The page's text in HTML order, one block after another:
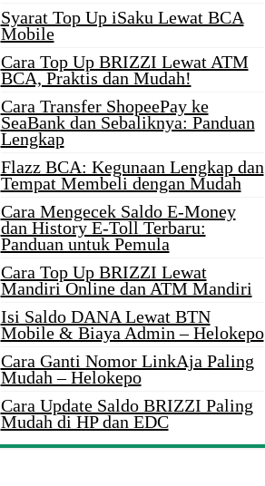
Syarat Top Up iSaku Lewat BCA
Mobile
Cara Top Up BRIZZI Lewat ATM
BCA, Praktis dan Mudah!
Cara Transfer ShopeePay ke
SeaBank dan Sebaliknya: Panduan
Lengkap
Flazz BCA: Kegunaan Lengkap dan
Tempat Membeli dengan Mudah
Cara Mengecek Saldo E-Money
dan History E-Toll Terbaru:
Panduan untuk Pemula
Cara Top Up BRIZZI Lewat
Mandiri Online dan ATM Mandiri
Isi Saldo DANA Lewat BTN
Mobile & Biaya Admin – Helokepo
Cara Ganti Nomor LinkAja Paling
Mudah – Helokepo
Cara Update Saldo BRIZZI Paling
Mudah di HP dan EDC